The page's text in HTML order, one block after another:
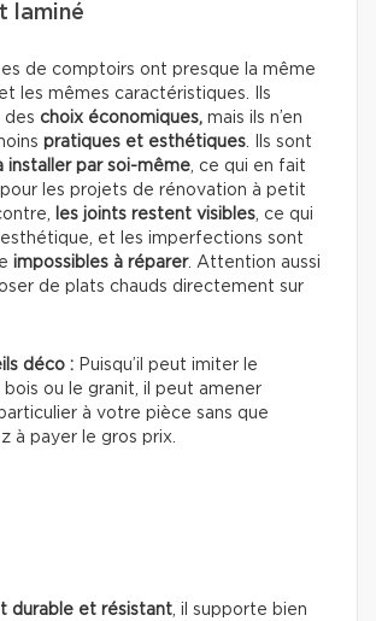
laminé
de comptoirs ont presque la même
les mêmes caractéristiques. Ils
des choix économiques, mais ils n’en
pratiques et esthétiques. Ils sont
installer par soi-même, ce qui en fait
les projets de rénovation à petit
les joints restent visibles, ce qui
et les imperfections sont
impossibles à réparer. Attention aussi
de plats chauds directement sur
déco : Puisqu’il peut imiter le
bois ou le granit, il peut amener
à votre pièce sans que
à payer le gros prix.
durable et résistant, il supporte bien